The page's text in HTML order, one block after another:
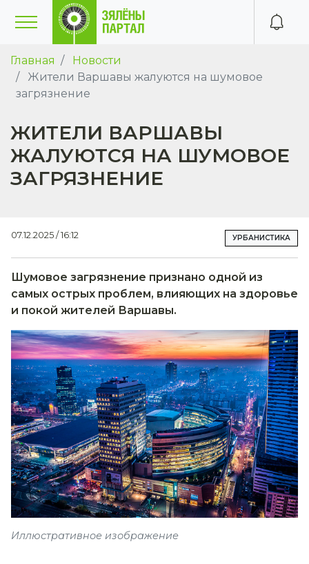
Главная
Новости
Жители Варшавы жалуются на шумовое
загрязнение
ЖИТЕЛИ ВАРШАВЫ
ЖАЛУЮТСЯ НА ШУМОВОЕ
ЗАГРЯЗНЕНИЕ
07.12.2025 / 16:12 УРБАНИСТИКА
Шумовое загрязнение признано одной из
самых острых проблем, влияющих на здоровье
и покой жителей Варшавы.
Иллюстративное изображение